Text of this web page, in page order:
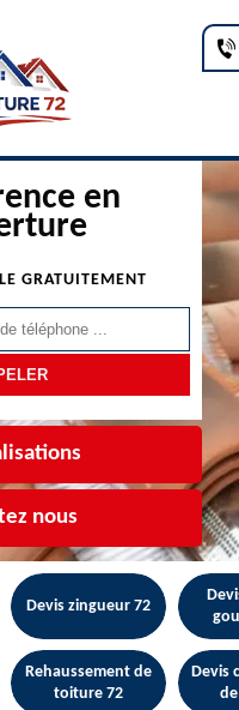
en
GRATUITEMENT
nous
Devis zingueur 72
Rehaussement de
toiture 72
Devis